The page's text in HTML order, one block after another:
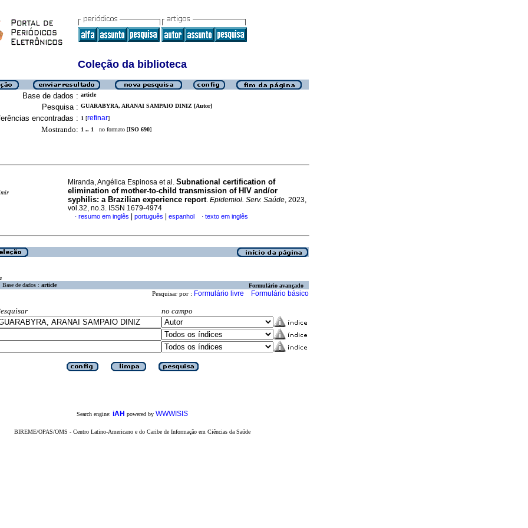
Coleção da biblioteca
Base de dados : article
Pesquisa : GUARABYRA, ARANAI SAMPAIO DINIZ [Autor]
encontradas : 1 [refinar]
Mostrando: 1 .. 1 no formato [ISO 690]
Miranda, Angélica Espinosa et al. Subnational certification of
elimination of mother-to-child transmission of HIV and/or
syphilis: a Brazilian experience report. Epidemiol. Serv. Saúde, 2023,
vol.32, no.3. ISSN 1679-4974
· resumo em inglês português espanhol · texto em inglês
Base de dados : article Formulário avançado
Pesquisar por : Formulário livre Formulário básico
no campo
Search engine: iAH powered by WWWISIS
BIREME/OPAS/OMS - Centro Latino-Americano e do Caribe de Informação em Ciências da Saúde